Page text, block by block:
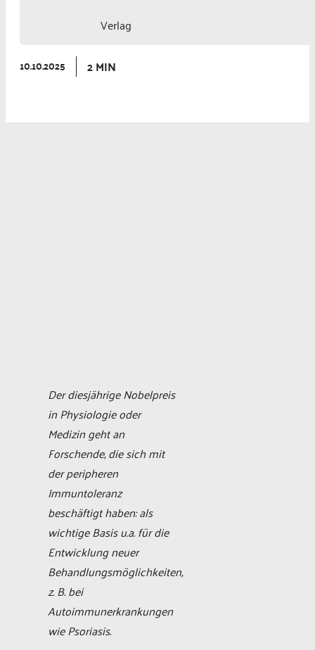
Verlag
10.10.2025 2 MIN
Der diesjährige Nobelpreis
in Physiologie oder
Medizin geht an
Forschende, die sich mit
der peripheren
Immuntoleranz
beschäftigt haben: als
wichtige Basis u.a. für die
Entwicklung neuer
Behandlungsmöglichkeiten,
z. B. bei
Autoimmunerkrankungen
wie Psoriasis.